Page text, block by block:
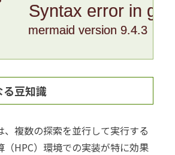
Syntax error in
mermaid version 9.4.3
る豆知識
、複数の探索を並行して実行する
（HPC）環境での実装が特に効果